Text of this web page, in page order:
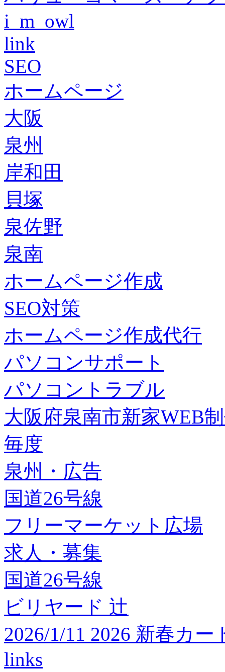
i_m_owl
link
SEO
ホームページ
大阪
泉州
岸和田
貝塚
泉佐野
泉南
ホームページ作成
SEO対策
ホームページ作成代行
パソコンサポート
パソコントラブル
大阪府泉南市新家WEB
毎度
泉州・広告
国道26号線
フリーマーケット広場
求人・募集
国道26号線
ビリヤード 辻
2026/1/11 2026 新春カ
links